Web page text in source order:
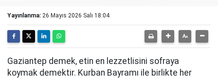
Yayınlanma: 26 Mayıs 2026 Salı 18:04
Gaziantep demek, etin en lezzetlisini sofraya
koymak demektir. Kurban Bayramı ile birlikte her